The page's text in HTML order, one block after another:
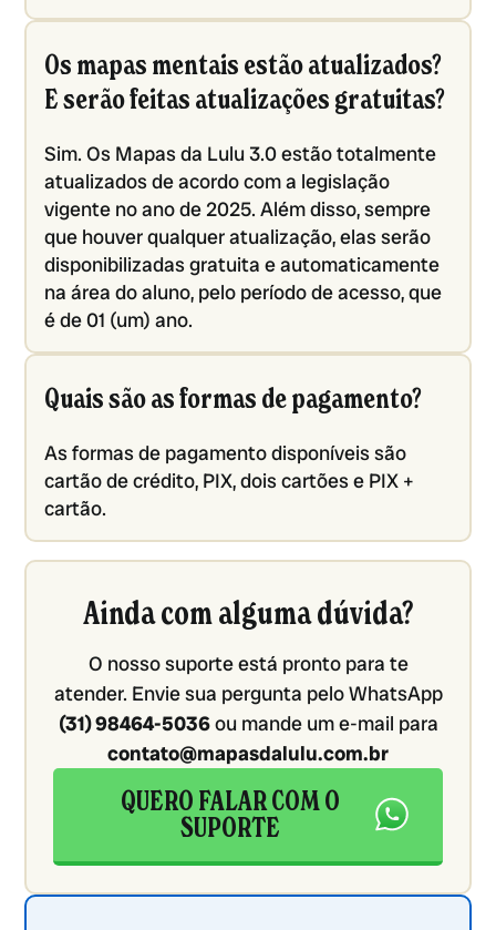
Os mapas mentais estão atualizados?
E serão feitas atualizações gratuitas?
Sim. Os Mapas da Lulu 3.0 estão totalmente
atualizados de acordo com a legislação
vigente no ano de 2025. Além disso, sempre
que houver qualquer atualização, elas serão
disponibilizadas gratuita e automaticamente
na área do aluno, pelo período de acesso, que
é de 01 (um) ano.
Quais são as formas de pagamento?
As formas de pagamento disponíveis são
cartão de crédito, PIX, dois cartões e PIX +
cartão.
Ainda com alguma dúvida?
O nosso suporte está pronto para te
atender. Envie sua pergunta pelo WhatsApp
(31) 98464-5036ou mande um e-mail para
contato@mapasdalulu.com.br
QUERO FALAR COM O
SUPORTE